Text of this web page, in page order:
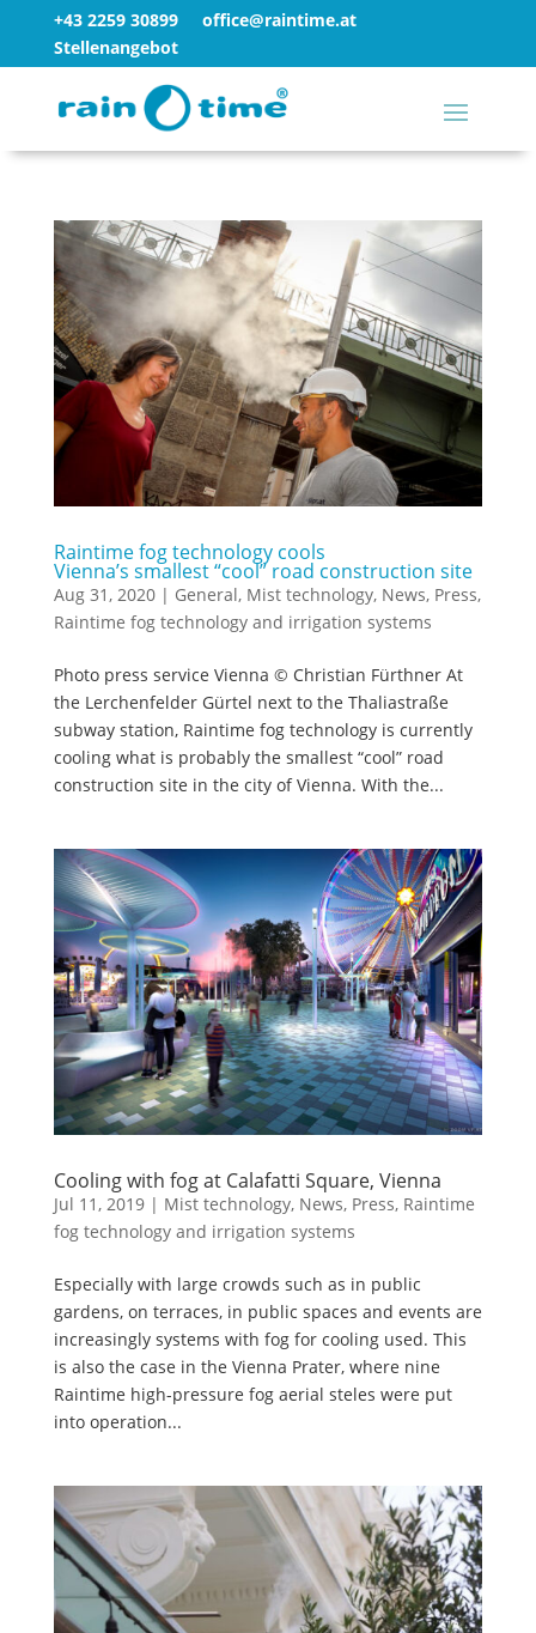
+43 2259 30899
office@raintime.at
Stellenangebot
Raintime fog technology cools
Vienna’s smallest “cool” road construction site
Aug 31, 2020| General, Mist technology, News, Press,
Raintime fog technology and irrigation systems
Photo press service Vienna © Christian Fürthner At
the Lerchenfelder Gürtel next to the Thaliastraße
subway station, Raintime fog technology is currently
cooling what is probably the smallest “cool” road
construction site in the city of Vienna. With the...
Cooling with fog at Calafatti Square, Vienna
Jul 11, 2019| Mist technology, News, Press, Raintime
fog technology and irrigation systems
Especially with large crowds such as in public
gardens, on terraces, in public spaces and events are
increasingly systems with fog for cooling used. This
is also the case in the Vienna Prater, where nine
Raintime high-pressure fog aerial steles were put
into operation...